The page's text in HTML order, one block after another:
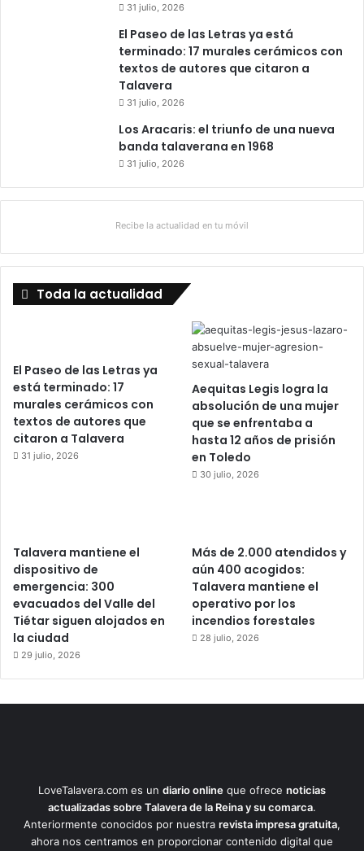
31 julio, 2026
El Paseo de las Letras ya está
terminado: 17 murales cerámicos con
textos de autores que citaron a
Talavera
31 julio, 2026
Los Aracaris: el triunfo de una nueva
banda talaverana en 1968
31 julio, 2026
Recibe la actualidad en tu móvil
Toda la actualidad
El Paseo de las Letras ya
está terminado: 17
murales cerámicos con
textos de autores que
citaron a Talavera
31 julio, 2026
Aequitas Legis logra la
absolución de una mujer
que se enfrentaba a
hasta 12 años de prisión
en Toledo
30 julio, 2026
Talavera mantiene el
dispositivo de
emergencia: 300
evacuados del Valle del
Tiétar siguen alojados en
la ciudad
29 julio, 2026
Más de 2.000 atendidos y
aún 400 acogidos:
Talavera mantiene el
operativo por los
incendios forestales
28 julio, 2026
LoveTalavera.com es un diario online que ofrece noticias
actualizadas sobre Talavera de la Reina y su comarca.
Anteriormente conocidos por nuestra revista impresa gratuita,
ahora nos centramos en proporcionar contenido digital que